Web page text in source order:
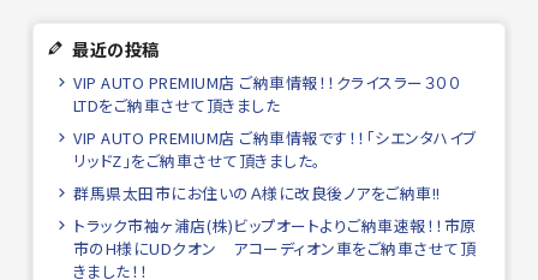
最近の投稿
VIP AUTO PREMIUM店 ご納車情報！！クライスラー３００
LTDをご納車させて頂きました
VIP AUTO PREMIUM店 ご納車情報です！！「シエンタハイブ
リッドZ」をご納車させて頂きました。
群馬県太田市にお住いのＡ様に改良後ノアをご納車!!
トラック市袖ヶ浦店(株)ビップオートよりご納車速報！！市原
市のH様にUDクオン アコーディオン車をご納車させて頂
きました！！